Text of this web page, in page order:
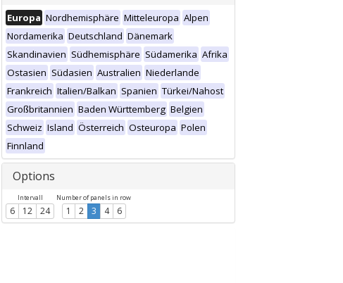
Europa Nordhemisphäre Mitteleuropa Alpen
Nordamerika Deutschland Dänemark
Skandinavien Südhemisphäre Südamerika Afrika
Ostasien Südasien Australien Niederlande
Frankreich Italien/Balkan Spanien Türkei/Nahost
Großbritannien Baden Württemberg Belgien
Schweiz Island Österreich Osteuropa Polen
Finnland
Options
Intervall
6 12 24
Number of panels in row
1 2 3 4 6